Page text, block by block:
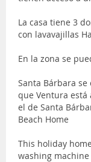
La casa tiene 3
con lavavajillas
En la zona se
Santa Bárbara
que Ventura está
el de Santa
Beach Home
This holiday
washing machine